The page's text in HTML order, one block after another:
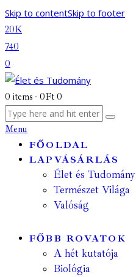
Skip to contentSkip to footer
20K
740
0
0 items - 0Ft 0
Menu
FŐOLDAL
LAPVÁSÁRLÁS
Élet és Tudomány
Természet Világa
Valóság
FŐBB ROVATOK
A hét kutatója
Biológia